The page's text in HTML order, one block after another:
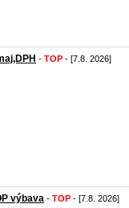
- TOP - [7.8. 2026]
výbava - TOP - [7.8. 2026]